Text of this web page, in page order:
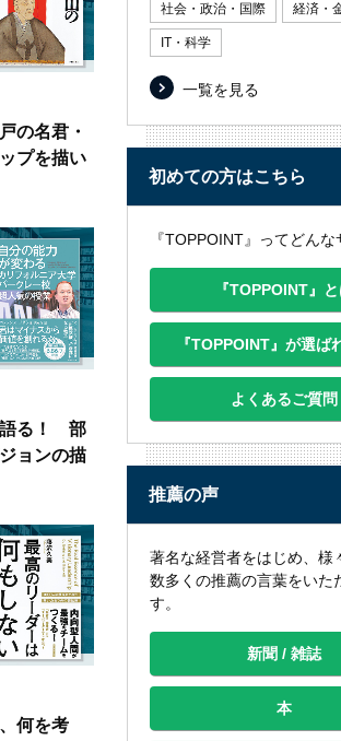
の名君・
プを描い
語る！ 部
ョンの描
何を考
社会・政治・国際 経済・
IT・科学
一覧を見る
初めての方はこちら
『TOPPOINT』ってどんな
『TOPPOINT』
『TOPPOINT』が選ば
よくあるご質問
推薦の声
著名な経営者をはじめ、様
数多くの推薦の言葉をいた
す。
新聞 / 雑誌
本